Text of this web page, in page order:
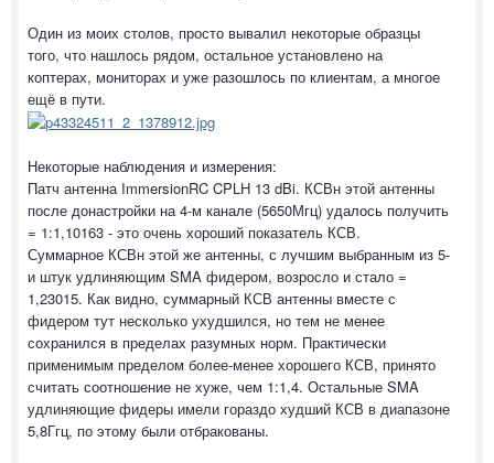
Один из моих столов, просто вывалил некоторые образцы
того, что нашлось рядом, остальное установлено на
коптерах, мониторах и уже разошлось по клиентам, а многое
ещё в пути.
Некоторые наблюдения и измерения:
Патч антенна ImmersionRC CPLH 13 dBi. КСВн этой антенны
после донастройки на 4-м канале (5650Мгц) удалось получить
= 1:1,10163 - это очень хороший показатель КСВ.
Суммарное КСВн этой же антенны, с лучшим выбранным из 5-
и штук удлиняющим SMA фидером, возросло и стало =
1,23015. Как видно, суммарный КСВ антенны вместе с
фидером тут несколько ухудшился, но тем не менее
сохранился в пределах разумных норм. Практически
применимым пределом более-менее хорошего КСВ, принято
считать соотношение не хуже, чем 1:1,4. Остальные SMA
удлиняющие фидеры имели гораздо худший КСВ в диапазоне
5,8Ггц, по этому были отбракованы.